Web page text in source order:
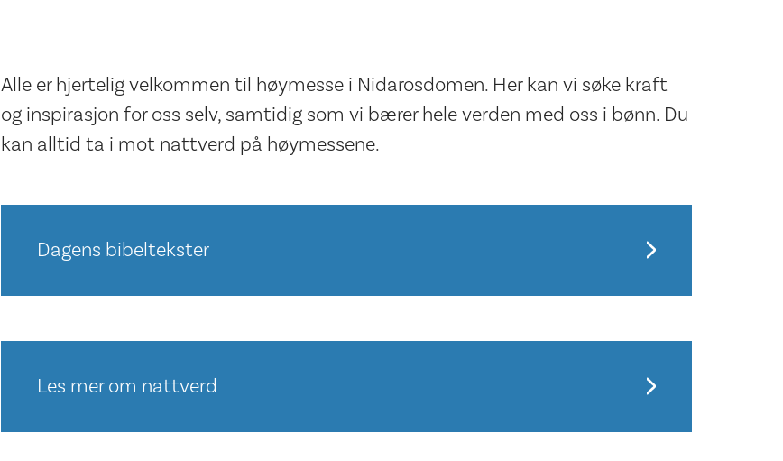
Alle er hjertelig velkommen til høymesse i Nidarosdomen. Her kan vi søke kraft
og inspirasjon for oss selv, samtidig som vi bærer hele verden med oss i bønn. Du
kan alltid ta i mot nattverd på høymessene.
Dagens bibeltekster
Les mer om nattverd